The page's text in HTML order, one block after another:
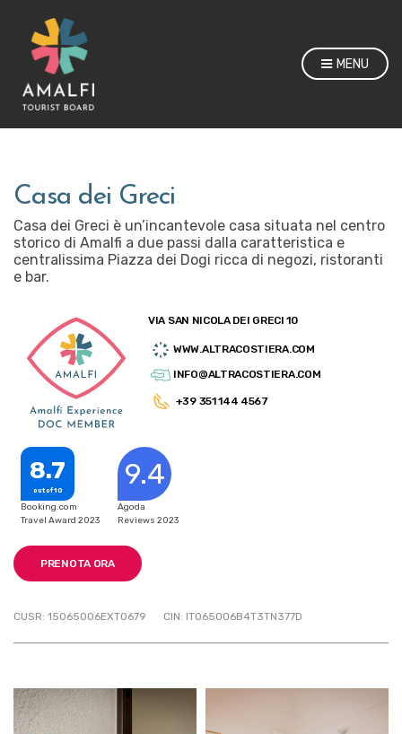
MENU
Casa dei Greci
Casa dei Greci è un’incantevole casa situata nel centro
storico di Amalfi a due passi dalla caratteristica e
centralissima Piazza dei Dogi ricca di negozi, ristoranti
e bar.
VIA SAN NICOLA DEI GRECI 10
WWW.ALTRACOSTIERA.COM
INFO@ALTRACOSTIERA.COM
+39 351 144 4567
8.7
out of 10
Booking.com
Travel Award 2023
9.4
Agoda
Reviews 2023
PRENOTA ORA
CUSR: 15065006EXT0679 CIN: IT065006B4T3TN377D